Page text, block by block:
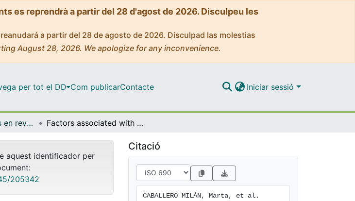
es reprendrà a partir del 28 d'agost de 2026. Disculpeu les
a partir del 28 de agosto de 2026. Disculpad las molestias
August 28, 2026. We apologize for any inconvenience.
per tot el DD Com publicarContacte Iniciar sessió
Articles publicats en revistes (Institut d'lnvestigació Biomèdica de Bellvitge (IDIBELL)) Factors associated with mechanical ventilation longer than 24 h after liver transplantation in patients at risk for bleeding
aquest identificador per
205342
Citació
CABALLERO MILÁN, Marta, et al.